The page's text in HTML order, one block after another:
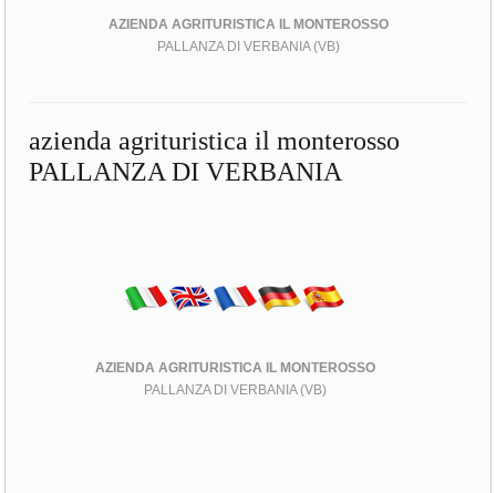
AZIENDA AGRITURISTICA IL MONTEROSSO
PALLANZA DI VERBANIA (VB)
azienda agrituristica il monterosso
PALLANZA DI VERBANIA
AZIENDA AGRITURISTICA IL MONTEROSSO
PALLANZA DI VERBANIA (VB)